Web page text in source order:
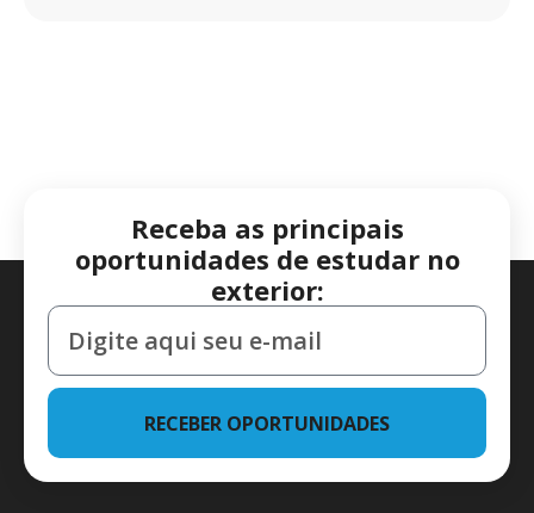
Receba as principais
oportunidades de estudar no
exterior:
RECEBER OPORTUNIDADES